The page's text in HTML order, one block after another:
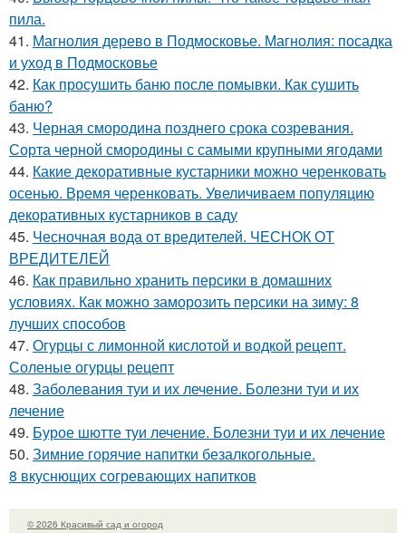
пила.
41. Магнолия дерево в Подмосковье. Магнолия: посадка
и уход в Подмосковье
42. Как просушить баню после помывки. Как сушить
баню?
43. Черная смородина позднего срока созревания.
Сорта черной смородины с самыми крупными ягодами
44. Какие декоративные кустарники можно черенковать
осенью. Время черенковать. Увеличиваем популяцию
декоративных кустарников в саду
45. Чесночная вода от вредителей. ЧЕСНОК ОТ
ВРЕДИТЕЛЕЙ
46. Как правильно хранить персики в домашних
условиях. Как можно заморозить персики на зиму: 8
лучших способов
47. Огурцы с лимонной кислотой и водкой рецепт.
Соленые огурцы рецепт
48. Заболевания туи и их лечение. Болезни туи и их
лечение
49. Бурое шютте туи лечение. Болезни туи и их лечение
50. Зимние горячие напитки безалкогольные.
8 вкуснющих согревающих напитков
© 2026 Красивый сад и огород